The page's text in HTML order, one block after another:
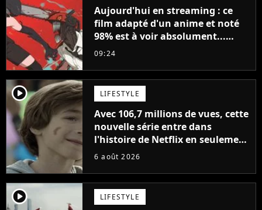
Aujourd'hui en streaming : ce
film adapté d'un anime et noté
98% est à voir absolument...
sinon vous ne comprendrez plus
09:24
player2 LIFESTYLE
Avec 106,7 millions de vues, cette
nouvelle série entre dans
l'histoire de Netflix en seulement
48 jours
6 août 2026
player2 LIFESTYLE